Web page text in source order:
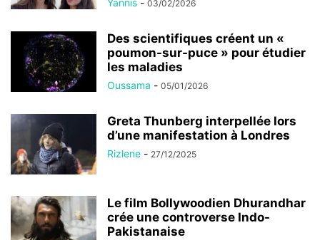
Yannis - 03/02/2026
Des scientifiques créent un «
poumon-sur-puce » pour étudier
les maladies
Oussama - 05/01/2026
Greta Thunberg interpellée lors
d’une manifestation à Londres
Rizlene - 27/12/2025
Le film Bollywoodien Dhurandhar
crée une controverse Indo-
Pakistanaise